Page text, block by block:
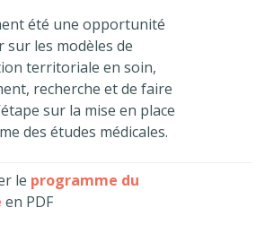
été une opportunité
sur les modèles de
territoriale en soin,
recherche et de faire
sur la mise en place
des études médicales.
le programme du
en PDF